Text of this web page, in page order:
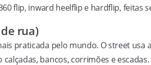
flip, inward heelflip e hardflip, feitas
rua)
praticada pelo mundo. O street
bancos, corrimões e escadas.